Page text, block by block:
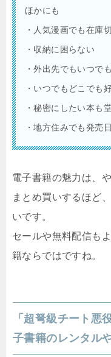
ほかにも
・人気漫画でも在庫
・収納に困らない
・外出先でもいつで
・いつでもどこでも
・秘密にしたい本も
・地方住みでも発売
電子書籍の魅力は、
まとめ買いするほど
いです。
セールや無料配信も
籍ならではですね。
「超弩級チート悪
子書籍のレンタル